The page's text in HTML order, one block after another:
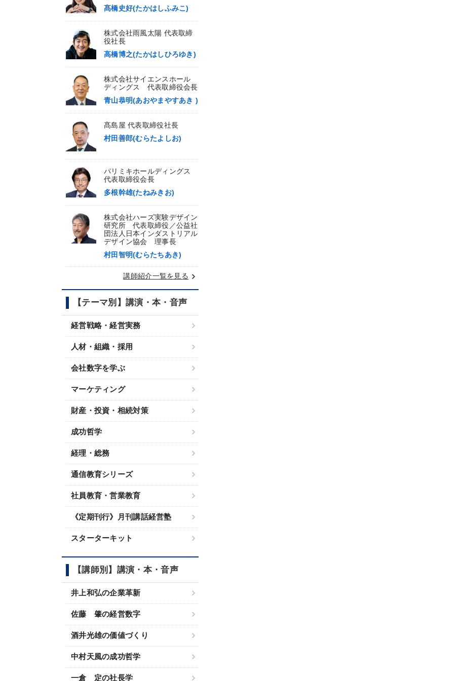
髙橋史好(たかはしふみこ)
株式会社雨風太陽 代表取締
役社長
高橋博之(たかはしひろゆき)
株式会社サイエンスホール
ディングス 代表取締役会長
青山恭明(あおやまやすあき )
髙島屋 代表取締役社長
村田善郎(むらたよしお)
パリミキホールディングス
代表取締役会長
多根幹雄(たねみきお)
株式会社ハーズ実験デザイン
研究所 代表取締役／公益社
団法人日本インダストリアル
デザイン協会 理事長
村田智明(むらたちあき)
講師紹介一覧を見る keyboard_arrow_right
【テーマ別】講演・本・音声
経営戦略・経営実務
人材・組織・採用
会社数字を学ぶ
マーケティング
財産・投資・相続対策
成功哲学
経理・総務
通信教育シリーズ
社員教育・営業教育
《定期刊行》月刊講話経営塾
スターターキット
【講師別】講演・本・音声
井上和弘の企業革新
佐藤 肇の経営数字
酒井光雄の価値づくり
中村天風の成功哲学
一倉 定の社長学